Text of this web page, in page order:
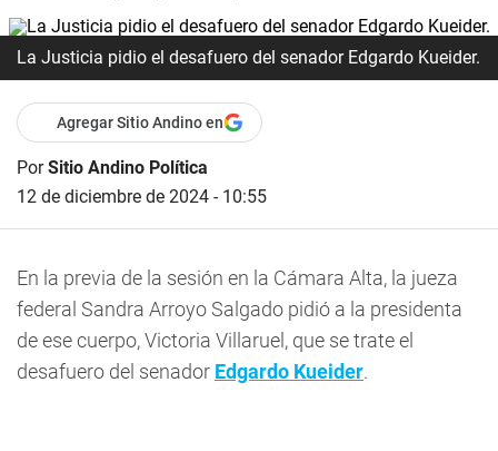
La Justicia pidio el desafuero del senador Edgardo Kueider.
Agregar Sitio Andino en
PorSitio Andino Política
12 de diciembre de 2024 - 10:55
En la previa de la sesión en la Cámara Alta, la jueza
federal Sandra Arroyo Salgado pidió a la presidenta
de ese cuerpo, Victoria Villaruel, que se trate el
desafuero del senador Edgardo Kueider.